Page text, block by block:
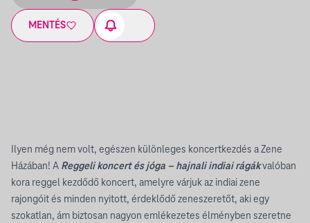
MENTÉS
Ilyen még nem volt, egészen különleges koncertkezdés a Zene
Házában! A Reggeli koncert és jóga – hajnali indiai rágákvalóban
kora reggel kezdődő koncert, amelyre várjuk az indiai zene
rajongóit és minden nyitott, érdeklődő zeneszeretőt, aki egy
szokatlan, ám biztosan nagyon emlékezetes élményben szeretne